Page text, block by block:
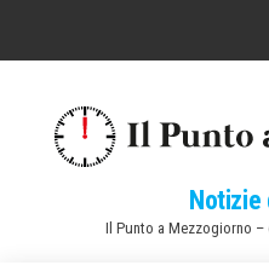
Notizie
Il Punto a Mezzogiorno